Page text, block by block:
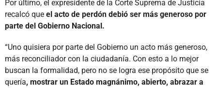
Por último, el expresidente de la Corte Suprema de Justicia
recalcó que el acto de perdón debió ser más generoso por
parte del Gobierno Nacional.
“Uno quisiera por parte del Gobierno un acto más generoso,
más reconciliador con la ciudadanía. Con esto a lo mejor
buscan la formalidad, pero no se logra ese propósito que se
quería, mostrar un Estado magnánimo, abierto, abrazar a